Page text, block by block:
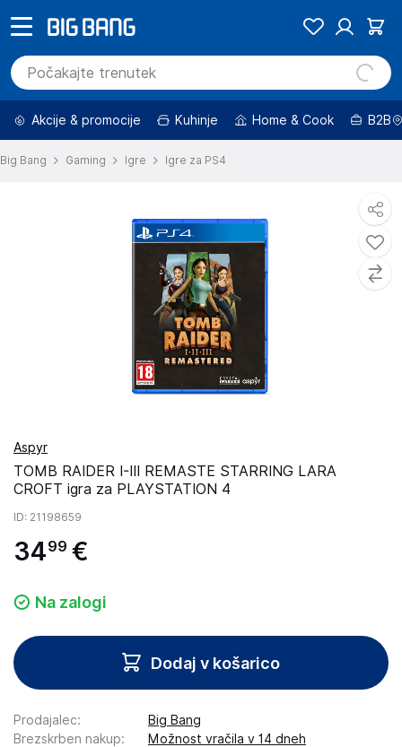
Akcije & promocije Kuhinje Home & Cook B2B
Big Bang Gaming Igre Igre za PS4
Aspyr
TOMB RAIDER I-III REMASTE STARRING LARA
CROFT igra za PLAYSTATION 4
ID: 21198659
3499 €
Na zalogi
Dodaj v košarico
Prodajalec:
Big Bang
Brezskrben nakup: Možnost vračila v 14 dneh